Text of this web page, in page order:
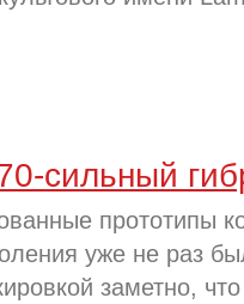
сильный
прототипы
уже не раз
заметно,